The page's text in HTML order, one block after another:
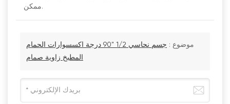
ممكن.
موضوع :
جسم نحاسي 1/2 "90 درجة اكسسوارات الحمام
المطبخ زاوية صمام